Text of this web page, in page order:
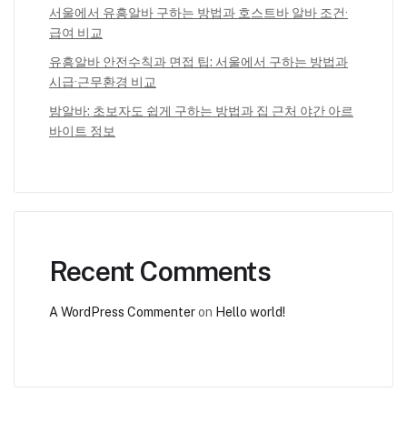
서울에서 유흥알바 구하는 방법과 호스트바 알바 조건·
급여 비교
유흥알바 안전수칙과 면접 팁: 서울에서 구하는 방법과
시급·근무환경 비교
밤알바: 초보자도 쉽게 구하는 방법과 집 근처 야간 아르
바이트 정보
Recent Comments
A WordPress Commenteron Hello world!